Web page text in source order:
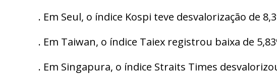
. Em Seul, o índice Kospi teve desvalorização de
. Em Taiwan, o índice Taiex registrou baixa de
. Em Singapura, o índice Straits Times